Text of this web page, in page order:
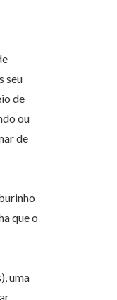
seu
de
ou
de
que o
uma